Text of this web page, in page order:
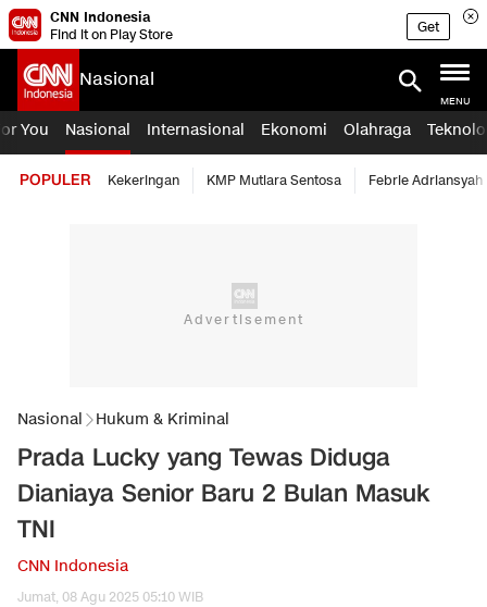
CNN Indonesia
Find it on Play Store
Get
Nasional
MENU
You Nasional Internasional Ekonomi Olahraga
POPULER Kekeringan KMP Mutiara Sentosa Febrie Adriansyah
Nasional Hukum & Kriminal
Prada Lucky yang Tewas Diduga
Dianiaya Senior Baru 2 Bulan Masuk
TNI
CNN Indonesia
Jumat, 08 Agu 2025 05:10 WIB